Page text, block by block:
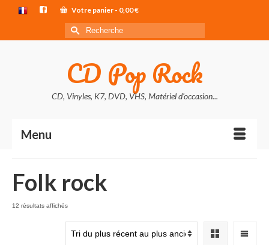
Votre panier - 0,00€
Rechercher :
CD Pop Rock
CD, Vinyles, K7, DVD, VHS, Matériel d'occasion...
Menu
Folk rock
12 résultats affichésTrié